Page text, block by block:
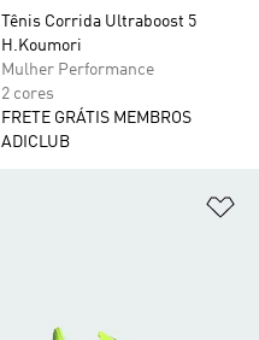
Tênis Corrida Ultraboost 5
H.Koumori
Mulher Performance
2 cores
FRETE GRÁTIS MEMBROS
ADICLUB